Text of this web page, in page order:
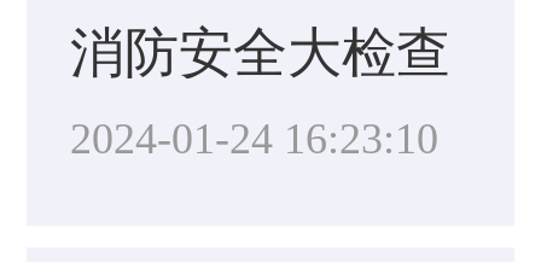
消防安全大检查
2024-01-24 16:23:10